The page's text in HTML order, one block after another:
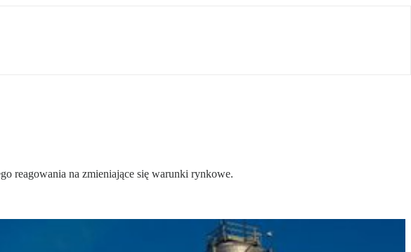
reagowania na zmieniające się warunki rynkowe.